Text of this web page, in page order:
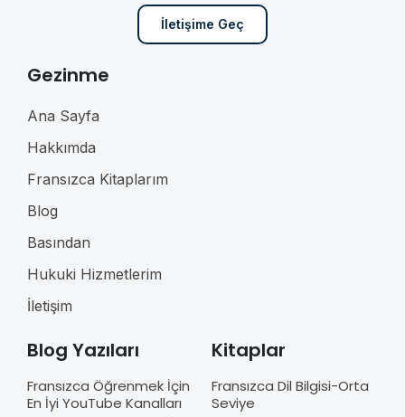
İletişime Geç
Gezinme
Ana Sayfa
Hakkımda
Fransızca Kitaplarım
Blog
Basından
Hukuki Hizmetlerim
İletişim
Blog Yazıları
Fransızca Öğrenmek İçin
En İyi YouTube Kanalları
Kitaplar
Fransızca Dil Bilgisi-Orta
Seviye